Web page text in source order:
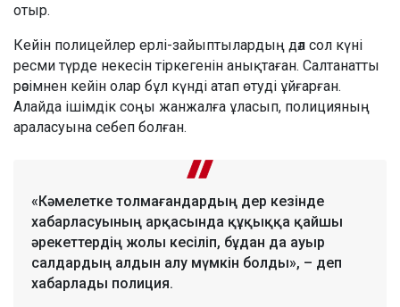
отыр.
Кейін полицейлер ерлі-зайыптылардың дәл сол күні
ресми түрде некесін тіркегенін анықтаған. Салтанатты
рәсімнен кейін олар бұл күнді атап өтуді ұйғарған.
Алайда ішімдік соңы жанжалға ұласып, полицияның
араласуына себеп болған.
«Кәмелетке толмағандардың дер кезінде
хабарласуының арқасында құқыққа қайшы
әрекеттердің жолы кесіліп, бұдан да ауыр
салдардың алдын алу мүмкін болды», – деп
хабарлады полиция.